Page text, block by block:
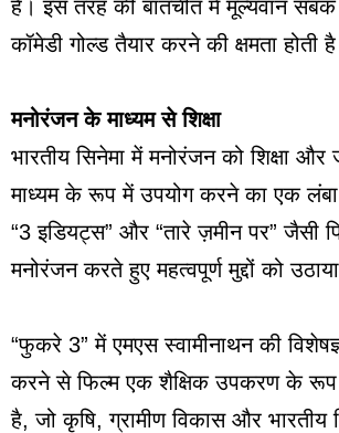
हैं। इस तरह की बातचीत में मूल्यवान
कॉमेडी गोल्ड तैयार करने की क्षमता होती
मनोरंजन के माध्यम से शिक्षा
भारतीय सिनेमा में मनोरंजन को शिक्षा
माध्यम के रूप में उपयोग करने का एक लंबा
“3 इडियट्स” और “तारे ज़मीन पर” जैसी
मनोरंजन करते हुए महत्वपूर्ण मुद्दों को
“फुकरे 3” में एमएस स्वामीनाथन की
करने से फिल्म एक शैक्षिक उपकरण के
है, जो कृषि, ग्रामीण विकास और भारतीय